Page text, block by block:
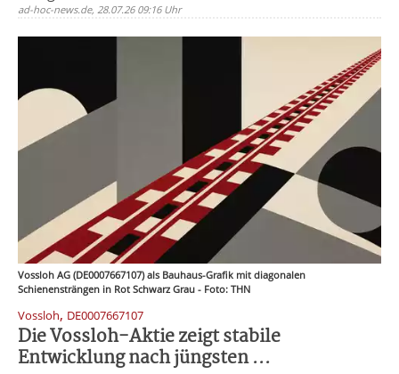
ad-hoc-news.de, 28.07.26 09:16 Uhr
Vossloh AG (DE0007667107) als Bauhaus-Grafik mit diagonalen
Schienensträngen in Rot Schwarz Grau - Foto: THN
Vossloh, DE0007667107
Die Vossloh-Aktie zeigt stabile
Entwicklung nach jüngsten ...